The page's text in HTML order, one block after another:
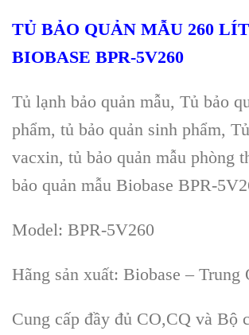
TỦ BẢO QUẢN MẪU 260 LÍT
BIOBASE BPR-5V260
Tủ lạnh bảo quản mẫu, Tủ bảo
phẩm, tủ bảo quản sinh phẩm,
vacxin, tủ bảo quản mẫu phòng
bảo quản mẫu Biobase BPR-
Model: BPR-5V260
Hãng sản xuất: Biobase – Trung
Cung cấp đầy đủ CO,CQ và Bộ